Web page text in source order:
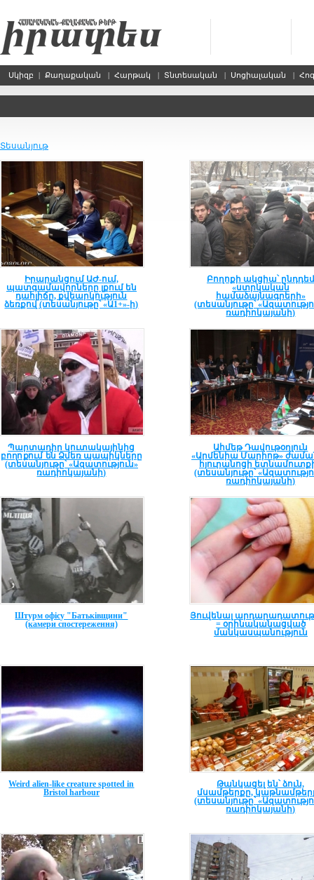
Սկիզբ | Քաղաքական | Հարթակ | Տնտեսական | Սոցիալական |
Տեսանյութ
Իրարանցում ԱԺ-ում,
պատգամավորները լքում են
դահլիճը, քվեարկություն
ձեռքով (տեսանյութը՝ «Ա1+»-ի)
Բողոքի ակցիա՝ ընդդեմ
«ստրկական
համաձայնագրերի»
(տեսանյութը՝
ռադիոկայանի)
Պարտադիր կուտակայինից
բողոքում են Ձմեռ պապիկները
(տեսանյութը՝ «Ազատություն»
ռադիոկայանի)
Ահմեթ Դավութօղլուն
«Արմենիա Մարիոթ»
հյուրանոցի
(տեսանյութը՝
ռադիոկայանի)
Штурм офісу "Батьківщини"
(камери спостереження)
Յուվենալ
= օրինականացված
մանկասպանություն
Weird alien-like creature spotted in
Bristol harbour
Թանկացել են՝ ձուն,
մսամթերքը,
(տեսանյութը՝
ռադիոկայանի)